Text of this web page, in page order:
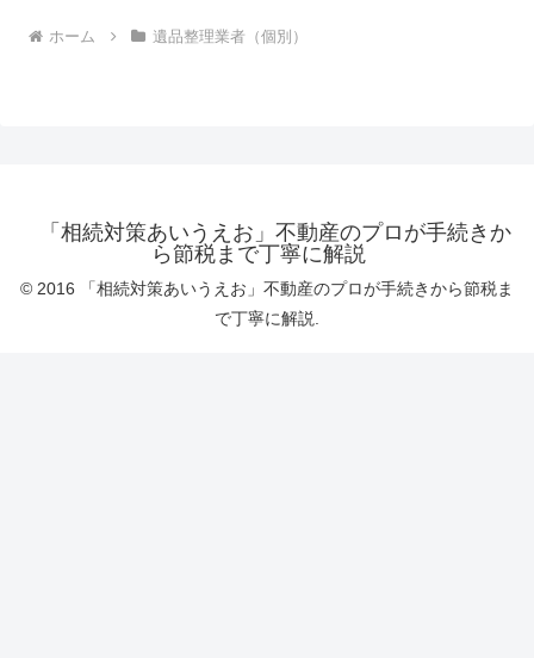
ホーム 遺品整理業者（個別）
「相続対策あいうえお」不動産のプロが手続きか
ら節税まで丁寧に解説
© 2016 「相続対策あいうえお」不動産のプロが手続きから節税ま
で丁寧に解説.